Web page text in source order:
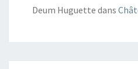
Deum Huguette dans